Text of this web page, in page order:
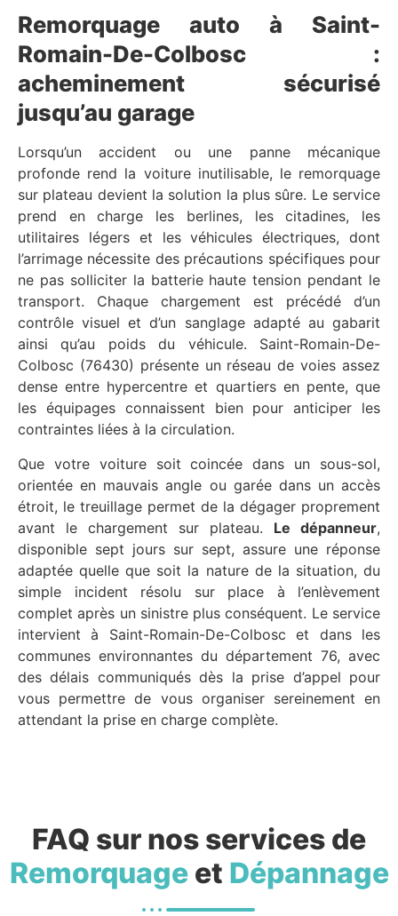
Remorquage auto à Saint-
Romain-De-Colbosc :
acheminement sécurisé
jusqu’au garage
Lorsqu’un accident ou une panne mécanique
profonde rend la voiture inutilisable, le remorquage
sur plateau devient la solution la plus sûre. Le service
prend en charge les berlines, les citadines, les
utilitaires légers et les véhicules électriques, dont
l’arrimage nécessite des précautions spécifiques pour
ne pas solliciter la batterie haute tension pendant le
transport. Chaque chargement est précédé d’un
contrôle visuel et d’un sanglage adapté au gabarit
ainsi qu’au poids du véhicule. Saint-Romain-De-
Colbosc (76430) présente un réseau de voies assez
dense entre hypercentre et quartiers en pente, que
les équipages connaissent bien pour anticiper les
contraintes liées à la circulation.
Que votre voiture soit coincée dans un sous-sol,
orientée en mauvais angle ou garée dans un accès
étroit, le treuillage permet de la dégager proprement
avant le chargement sur plateau. Le dépanneur,
disponible sept jours sur sept, assure une réponse
adaptée quelle que soit la nature de la situation, du
simple incident résolu sur place à l’enlèvement
complet après un sinistre plus conséquent. Le service
intervient à Saint-Romain-De-Colbosc et dans les
communes environnantes du département 76, avec
des délais communiqués dès la prise d’appel pour
vous permettre de vous organiser sereinement en
attendant la prise en charge complète.
FAQ sur nos services de
Remorquageet Dépannage